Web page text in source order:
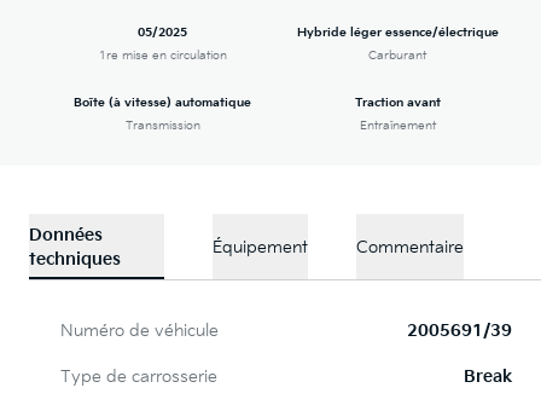
05/2025
1re mise en circulation
Hybride léger essence/électrique
Carburant
Boîte (à vitesse) automatique
Transmission
Traction avant
Entraînement
Données
techniques
Équipement Commentaire
Numéro de véhicule 2005691/39
Type de carrosserie Break